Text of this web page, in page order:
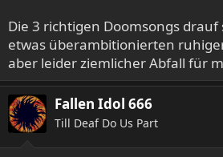
Das Album hat aber was, das muss
Die 3 richtigen Doomsongs drauf
etwas überambitionierten
aber leider ziemlicher Abfall für
Fallen Idol 666
Till Deaf Do Us Part